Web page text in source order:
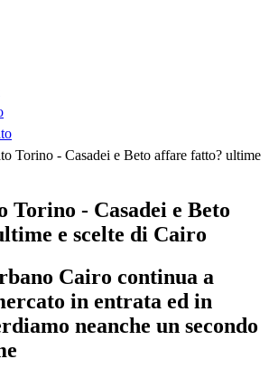
Torino - Casadei e Beto affare fatto? ultime
Torino - Casadei e Beto
e scelte di Cairo
Cairo continua a
in entrata ed in
neanche un secondo